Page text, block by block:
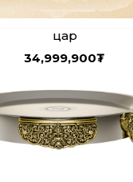
цар
34,999,900₮